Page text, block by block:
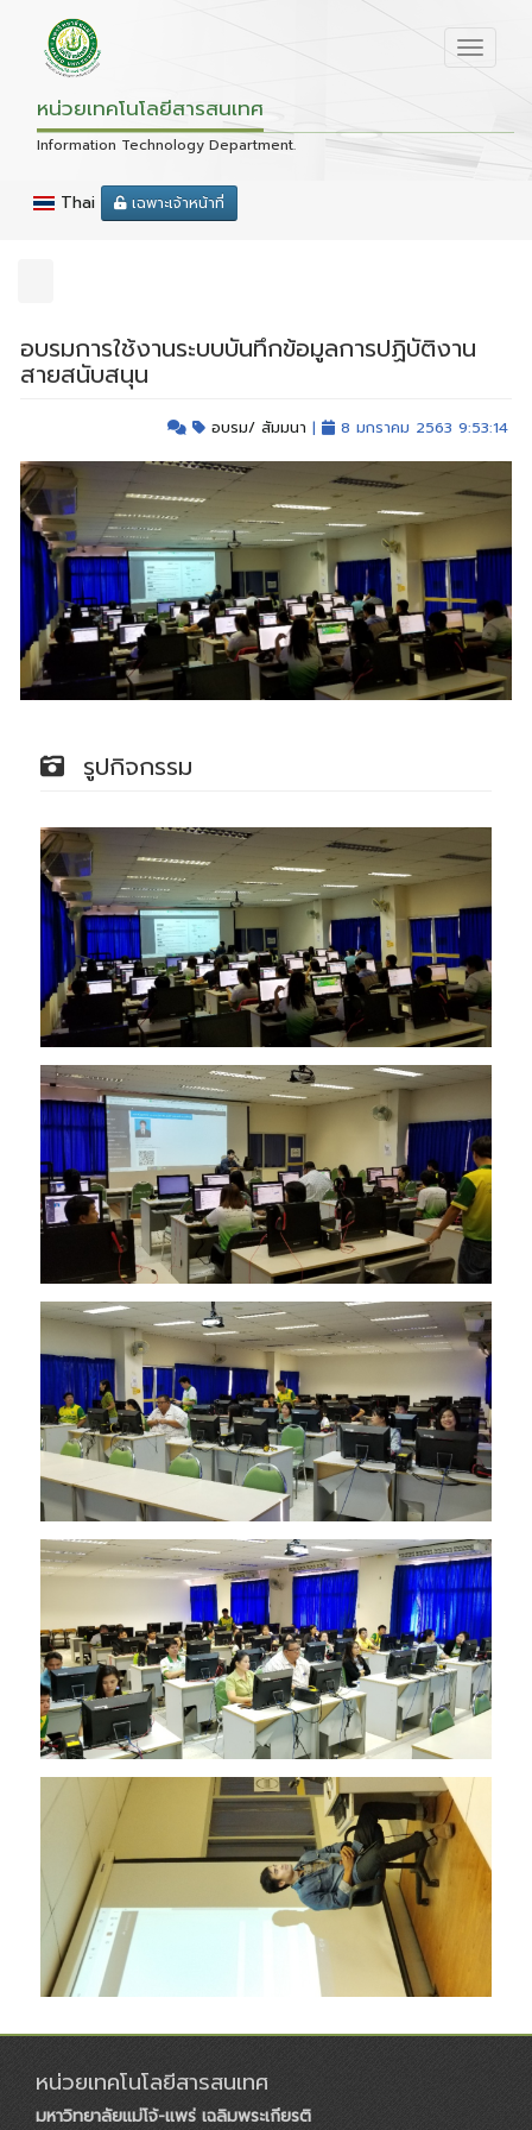
หน่วยเทคโนโลยีสารสนเทศ
Information Technology Department.
Thai เฉพาะเจ้าหน้าที่
อบรมการใช้งานระบบบันทึกข้อมูลการปฏิบัติงาน
สายสนับสนุน
อบรม/ สัมมนา | 8 มกราคม 2563 9:53:14
รูปกิจกรรม
หน่วยเทคโนโลยีสารสนเทศ
มหาวิทยาลัยแม่โจ้-แพร่ เฉลิมพระเกียรติ